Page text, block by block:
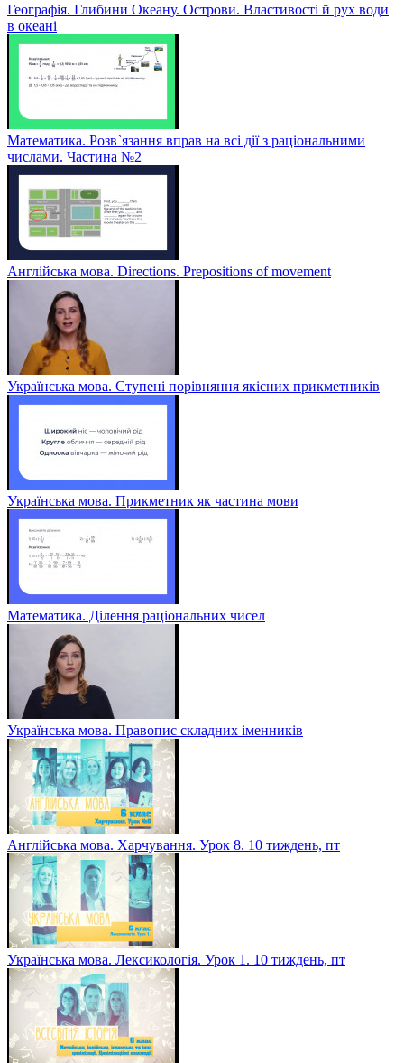
Географія. Глибини Океану. Острови. Властивості й рух води
в океані
Математика. Розв`язання вправ на всі дії з раціональними
числами. Частина №2
Англійська мова. Directions. Prepositions of movement
Українська мова. Ступені порівняння якісних прикметників
Українська мова. Прикметник як частина мови
Математика. Ділення раціональних чисел
Українська мова. Правопис складних іменників
Англійська мова. Харчування. Урок 8. 10 тиждень, пт
Українська мова. Лексикологія. Урок 1. 10 тиждень, пт